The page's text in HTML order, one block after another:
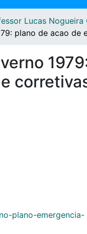
Lucas Nogueira
plano de acao
plano-emergencia-